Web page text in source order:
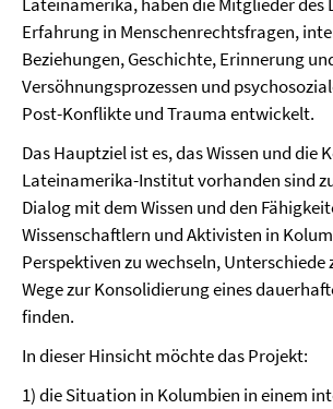
Lateinamerika, haben die Mitglieder des
Erfahrung in Menschenrechtsfragen,
Beziehungen, Geschichte, Erinnerung
Versöhnungsprozessen und
Post-Konflikte und Trauma entwickelt.
Das Hauptziel ist es, das Wissen und die
Lateinamerika-Institut vorhanden sind
Dialog mit dem Wissen und den
Wissenschaftlern und Aktivisten in
Perspektiven zu wechseln, Unterschiede
Wege zur Konsolidierung eines
finden.
In dieser Hinsicht möchte das Projekt:
1) die Situation in Kolumbien in einem